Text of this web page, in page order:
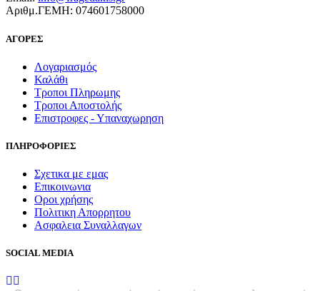
Αριθμ.ΓΕΜΗ: 074601758000
ΑΓΟΡΕΣ
Λογαριασμός
Καλάθι
Τροποι Πληρωμης
Τροποι Αποστολής
Επιστροφες - Υπαναχωρηση
ΠΛΗΡΟΦΟΡΙΕΣ
Σχετικα με εμας
Επικοινωνια
Οροι χρήσης
Πολιτικη Απορρητου
Ασφαλεια Συναλλαγων
SOCIAL MEDIA